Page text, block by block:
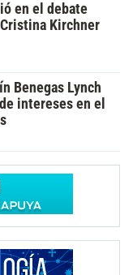
en el debate
Kirchner
Benegas Lynch
intereses en el